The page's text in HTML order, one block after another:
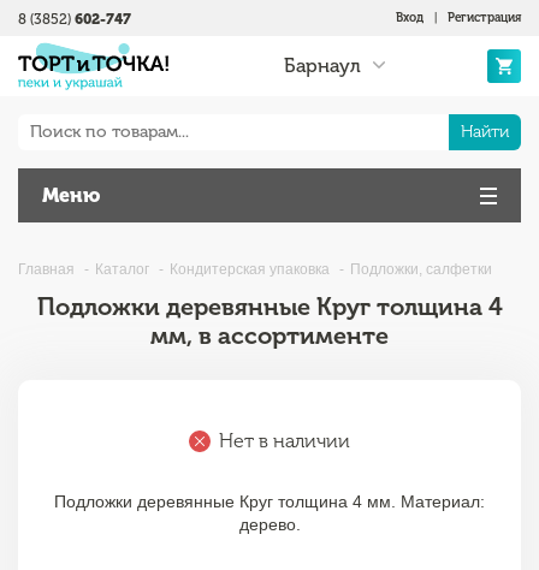
Вход Регистрация
Барнаул
8 (3852) 602-747
Найти
Меню
Главная Каталог Кондитерская упаковка Подложки, салфетки
Подложки деревянные Круг толщина 4
мм, в ассортименте
Нет в наличии
Подложки деревянные Круг толщина 4 мм. Материал:
дерево.